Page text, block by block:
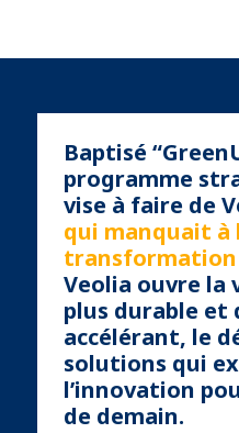
Baptisé
programme
vise à faire de
qui manquait à
transformation
Veolia ouvre la
plus durable et
accélérant, le
solutions qui
l’innovation
de demain.